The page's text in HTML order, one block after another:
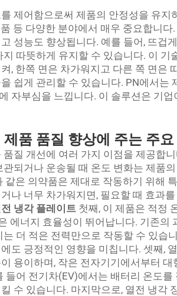
제어함으로써 제품의 안정성을 유지
등 다양한 분야에서 매우 중요합니
성능도 향상됩니다. 예를 들어, 뜨겁
지 따뜻하게 유지할 수 있습니다. 이
, 한쪽 면은 차가워지고 다른 쪽 면은
쉽게 관리할 수 있습니다. PN에서는
자부심을 느낍니다. 이 솔루션은 기
제품 품질 향상에 주는 주
품질 개선에 여러 가지 이점을 제공합
관되거나 운송될 때 온도 변화는 제품
같은 의약품은 제대로 작동하기 위해
나 너무 차가워지면, 필요할 때 효과
냉각 플레이트 첫째, 이 제품은 적정
에너지 효율성이 뛰어납니다. 기존
는 더 적은 전력만으로 작동할 수 있습
도 긍정적인 영향을 미칩니다. 셋째,
용이하며, 작은 전자기기에서부터
들어 전기차(EV)에서는 배터리 온도
수 있습니다. 마지막으로, 열전 냉각